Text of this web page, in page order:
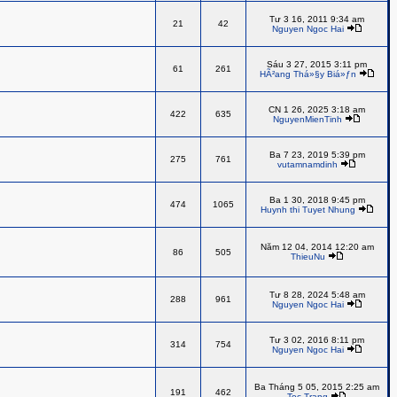
21 42
Tư 3 16, 2011 9:34 am
Nguyen Ngoc Hai
61 261
Sáu 3 27, 2015 3:11 pm
HÃ²ang Thá»§y Biá»ƒn
422 635
CN 1 26, 2025 3:18 am
NguyenMienTinh
275 761
Ba 7 23, 2019 5:39 pm
vutamnamdinh
474 1065
Ba 1 30, 2018 9:45 pm
Huynh thi Tuyet Nhung
86 505
Năm 12 04, 2014 12:20 am
ThieuNu
288 961
Tư 8 28, 2024 5:48 am
Nguyen Ngoc Hai
314 754
Tư 3 02, 2016 8:11 pm
Nguyen Ngoc Hai
191 462
Ba Tháng 5 05, 2015 2:25 am